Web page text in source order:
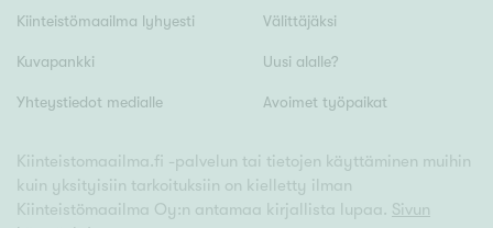
Kiinteistömaailma lyhyesti
Kuvapankki
Yhteystiedot medialle
Välittäjäksi
Uusi alalle?
Avoimet työpaikat
Kiinteistomaailma.fi -palvelun tai tietojen käyttäminen muihin
kuin yksityisiin tarkoituksiin on kielletty ilman
Kiinteistömaailma Oy:n antamaa kirjallista lupaa. Sivun